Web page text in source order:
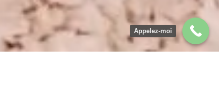
Appelez-moi